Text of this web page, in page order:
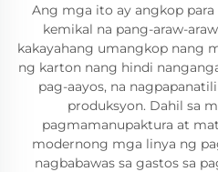
Ang mga ito ay angkop
kemikal na pang-araw-
kakayahang umangkop nang
ng karton nang hindi
pag-aayos, na
produksyon. Dahil sa
pagmamanupaktura at
modernong mga linya ng
nagbabawas sa gastos sa